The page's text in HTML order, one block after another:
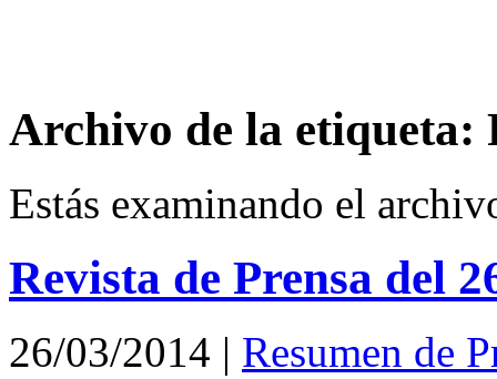
Archivo de la etiqueta:
Estás examinando el
Revista de Prensa del
26/03/2014 | Resumen de